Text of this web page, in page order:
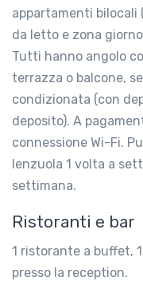
appartamenti bilocali
da letto e zona
Tutti hanno angolo
terrazza o balcone,
condizionata (con
deposito). A
connessione Wi-Fi.
lenzuola 1 volta a
settimana.
Ristoranti e bar
1 ristorante a buffet,
presso la reception.